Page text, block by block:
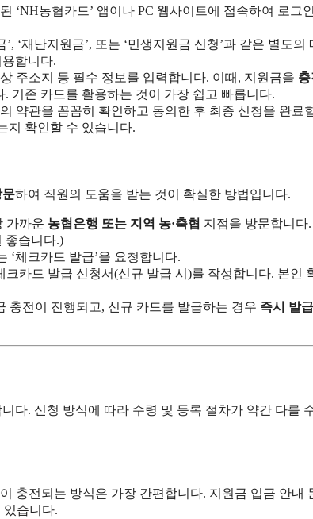
‘NH농협카드’ 앱이나 PC 웹사이트에 접속하여 로그
‘재난지원금’, 또는 ‘민생지원금 신청’과 같은 별도의
합니다.
주소지 등 필수 정보를 입력합니다. 이때, 지원금을
. 기존 카드를 활용하는 것이 가장 쉽고 빠릅니다.
약관을 꼼꼼히 확인하고 동의한 후 최종 신청을 완료
지 확인할 수 있습니다.
문하여 직원의 도움을 받는 것이 확실한 방법입니다.
가까운 농협은행 또는 지역 농·축협 지점을 방문합니다.
좋습니다.)
‘체크카드 발급’을 요청합니다.
카드 발급 신청서(신규 발급 시)를 작성합니다. 본인
충전이 진행되고, 신규 카드를 발급하는 경우 즉시 발
다. 신청 방식에 따라 수령 및 등록 절차가 약간 다를
충전되는 방식은 가장 간편합니다. 지원금 입금 안내
있습니다.